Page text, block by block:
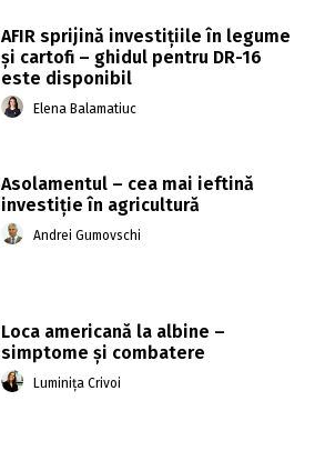
AFIR sprijină investițiile în legume
și cartofi – ghidul pentru DR-16
este disponibil
Elena Balamatiuc
Asolamentul – cea mai ieftină
investiţie în agricultură
Andrei Gumovschi
Loca americană la albine –
simptome și combatere
Luminița Crivoi